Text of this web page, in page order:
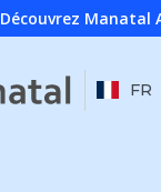
Découvrez
FR